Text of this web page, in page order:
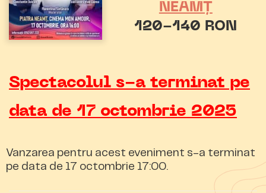
NEAMȚ
120-140 RON
Spectacolul s-a terminat pe
data de 17 octombrie 2025
Vanzarea pentru acest eveniment s-a terminat
pe data de 17 octombrie 17:00.